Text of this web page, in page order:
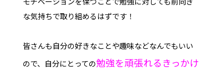
な気持ちで取り組めるはずです！
皆さんも自分の好きなことや趣味などなんでもいい
ので、自分にとっての勉強を頑張れるきっかけ